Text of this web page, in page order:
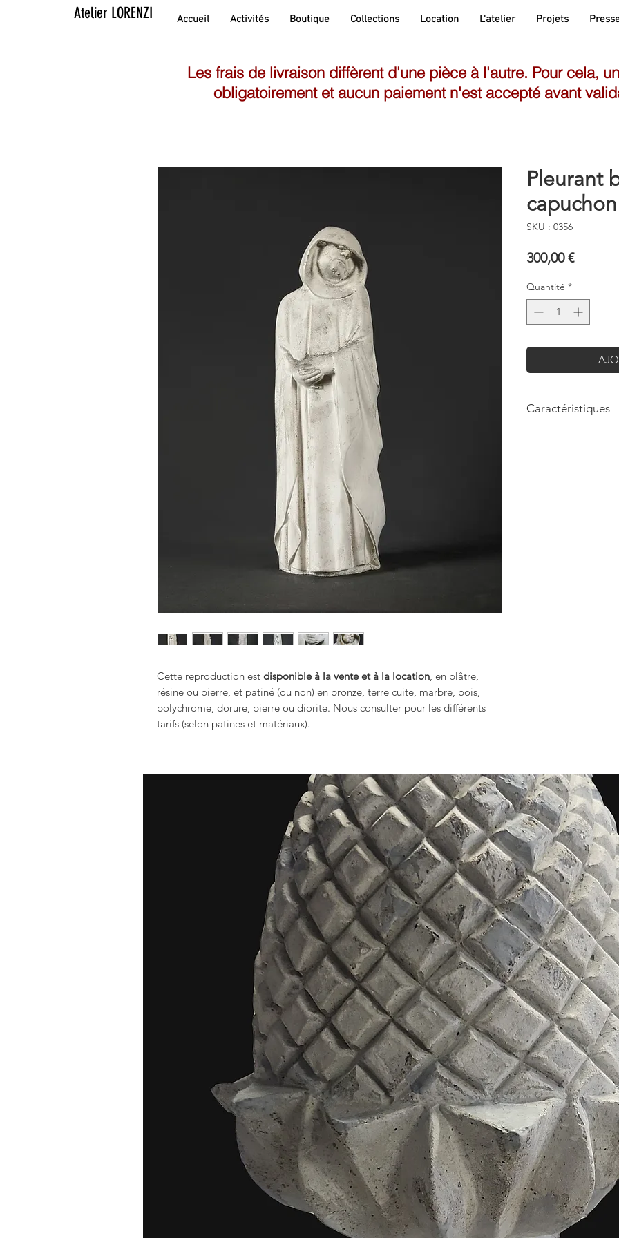
Atelier LORENZI Accueil Activités Boutique Collections Location L'atelier Projets
Cette reproduction est disponible à la vente et à la location, en plâtre,
résine ou pierre, et patiné (ou non) en bronze, terre cuite, marbre, bois,
polychrome, dorure, pierre ou diorite. Nous consulter pour les différents
tarifs (selon patines et matériaux).
Pleurant
SKU : 0356
300,00 €Prix
Quantité *
Caractéristiques
Les frais de livraison diffèrent d'une pièce à l'autre. Pour cela,
obligatoirement et aucun paiement n'est accepté avant